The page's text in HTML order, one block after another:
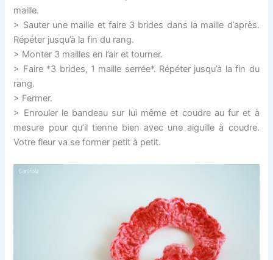
maille.
> Sauter une maille et faire 3 brides dans la maille d’après.
Répéter jusqu’à la fin du rang.
> Monter 3 mailles en l’air et tourner.
> Faire *3 brides, 1 maille serrée*. Répéter jusqu’à la fin du
rang.
> Fermer.
> Enrouler le bandeau sur lui même et coudre au fur et à
mesure pour qu’il tienne bien avec une aiguille à coudre.
Votre fleur va se former petit à petit.